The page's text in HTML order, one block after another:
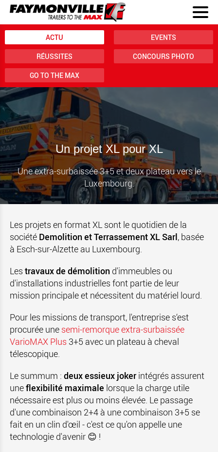
ACTU EVENTS
RÉUSSITES CONCOURS PHOTO
GO TO THE MAX
Un projet XL pour XL
Une extra-surbaissée 3+5 et deux plateau vers le
Luxembourg.
Les projets en format XL sont le quotidien de la
société Demolition et Terrassement XL Sarl, basée
à Esch-sur-Alzette au Luxembourg.
Les travaux de démolition d'immeubles ou
d'installations industrielles font partie de leur
mission principale et nécessitent du matériel lourd.
Pour les missions de transport, l'entreprise s‘est
procurée une semi-remorque extra-surbaissée
VarioMAX Plus 3+5 avec un plateau à cheval
télescopique.
Le summum : deux essieux joker intégrés assurent
uneflexibilité maximale lorsque la charge utile
nécessaire est plus ou moins élevée. Le passage
d'une combinaison 2+4 à une combinaison 3+5 se
fait en un clin d'œil - c'est ce qu'on appelle une
technologie d'avenir 😊 !